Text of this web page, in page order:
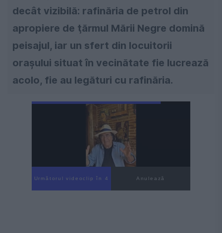
decât vizibilă: rafinăria de petrol din
apropiere de ţărmul Mării Negre domină
peisajul, iar un sfert din locuitorii
orașului situat în vecinătate fie lucrează
acolo, fie au legături cu rafinăria.
Următorul videoclip în 3 Anulează